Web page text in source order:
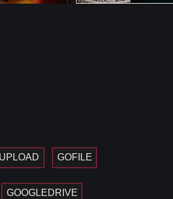
GOFILE
GOOGLEDRIVE